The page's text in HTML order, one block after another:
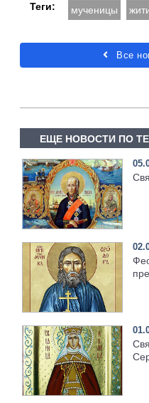
Теги: мученицы
Все
ЕЩЕ НОВОСТИ ПО
Феодор
Святая